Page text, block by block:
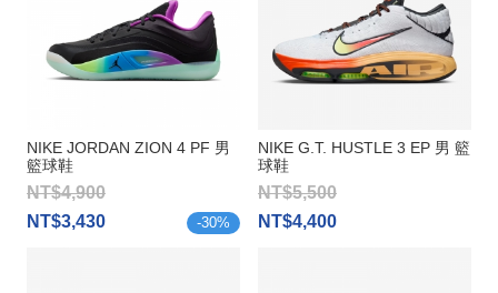
NIKE JORDAN ZION 4 PF 男
籃球鞋
NT$4,900
NT$3,430
-30%
NIKE G.T. HUSTLE 3 EP 男 籃
球鞋
NT$5,500
NT$4,400